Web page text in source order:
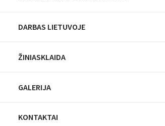
DARBAS LIETUVOJE
ŽINIASKLAIDA
GALERIJA
KONTAKTAI